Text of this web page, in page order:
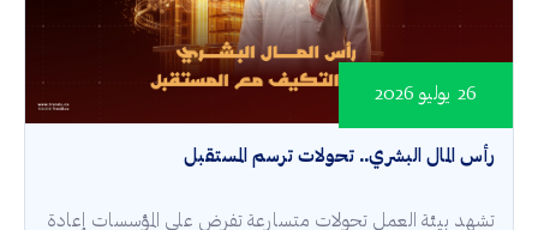
رأس المال البشري.. تحولات ترسم المستقبل
26 يوليو 2026
تشهد بيئة العمل تحولات متسارعة تفرض على المؤسسات إعادة